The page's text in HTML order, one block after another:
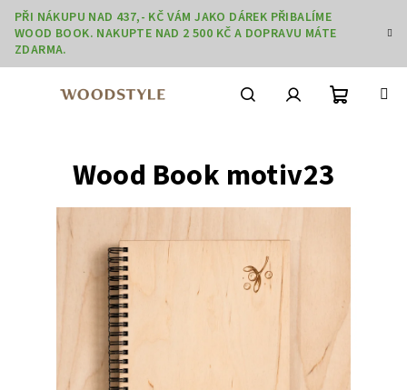
Přejít
obsah
PŘI NÁKUPU NAD 437,- KČ VÁM JAKO DÁREK PŘIBALÍME
WOOD BOOK. NAKUPTE NAD 2 500 KČ A DOPRAVU MÁTE
ZDARMA.
Wood Book motiv23